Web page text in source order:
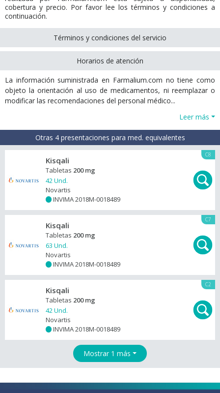
cobertura y precio. Por favor lee los términos y condiciones a
continuación.
Términos y condiciones del servicio
Horarios de atención
La información suministrada en Farmalium.com no tiene como
objeto la orientación al uso de medicamentos, ni reemplazar o
modificar las recomendaciones del personal médico...
Leer más
Otras 4 presentaciones para med. equivalentes
C8
Kisqali
Tabletas 200 mg
42 Und.
Novartis
INVIMA 2018M-0018489
C7
Kisqali
Tabletas 200 mg
63 Und.
Novartis
INVIMA 2018M-0018489
C2
Kisqali
Tabletas 200 mg
42 Und.
Novartis
INVIMA 2018M-0018489
Mostrar 1 más